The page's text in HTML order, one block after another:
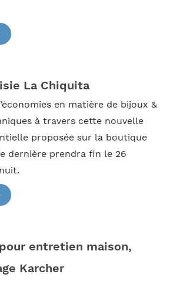
La Chiquita
en matière de bijoux &
à travers cette nouvelle
proposée sur la boutique
dernière prendra fin le 26
entretien maison,
Karcher